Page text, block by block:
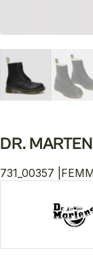
DR.
731_00357 |